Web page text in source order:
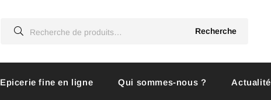
Recherche
Epicerie fine en ligne Qui sommes-nous ? Actualité